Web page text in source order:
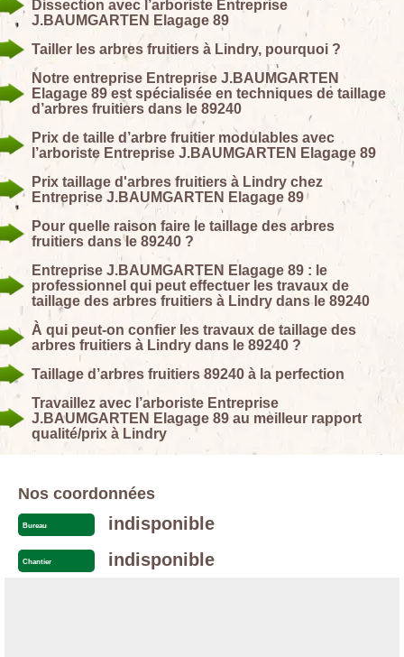
Dissection avec l’arboriste Entreprise
J.BAUMGARTEN Elagage 89
Tailler les arbres fruitiers à Lindry, pourquoi ?
Notre entreprise Entreprise J.BAUMGARTEN
Elagage 89 est spécialisée en techniques de taillage
d’arbres fruitiers dans le 89240
Prix de taille d’arbre fruitier modulables avec
l’arboriste Entreprise J.BAUMGARTEN Elagage 89
Prix taillage d'arbres fruitiers à Lindry chez
Entreprise J.BAUMGARTEN Elagage 89
Pour quelle raison faire le taillage des arbres
fruitiers dans le 89240 ?
Entreprise J.BAUMGARTEN Elagage 89 : le
professionnel qui peut effectuer les travaux de
taillage des arbres fruitiers à Lindry dans le 89240
À qui peut-on confier les travaux de taillage des
arbres fruitiers à Lindry dans le 89240 ?
Taillage d’arbres fruitiers 89240 à la perfection
Travaillez avec l’arboriste Entreprise
J.BAUMGARTEN Elagage 89 au meilleur rapport
qualité/prix à Lindry
Nos coordonnées
Bureau indisponible
Chantier indisponible